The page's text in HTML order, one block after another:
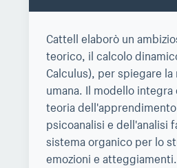
Cattell elaborò un
teorico, il calcolo
Calculus), per spiegare
umana. Il modello
teoria
psicoanalisi e dell'analisi
sistema organico per lo
emozioni e atteggiamenti.